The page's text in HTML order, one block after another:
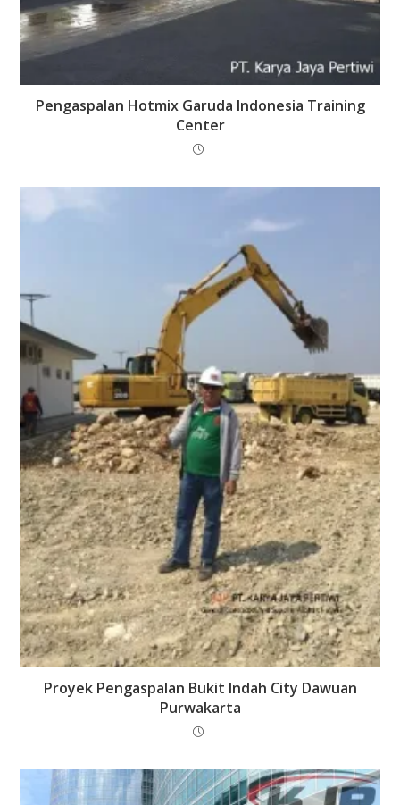
Pengaspalan Hotmix Garuda Indonesia Training
Center
Proyek Pengaspalan Bukit Indah City Dawuan
Purwakarta